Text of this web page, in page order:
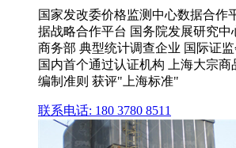
国家发改委价格监测中心数据合作
据战略合作平台 国务院发展研究中
商务部 典型统计调查企业 国际证监
国内首个通过认证机构 上海大宗
编制准则 获评"上海标准"
联系电话: 180 3780 8511